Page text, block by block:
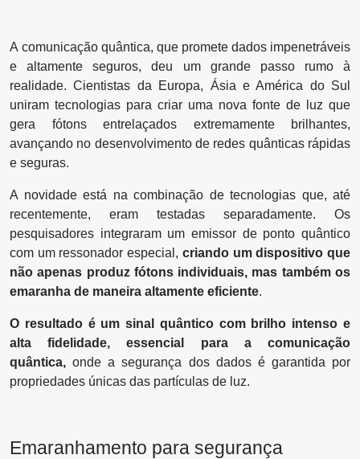
A comunicação quântica, que promete dados impenetráveis
e altamente seguros, deu um grande passo rumo à
realidade. Cientistas da Europa, Ásia e América do Sul
uniram tecnologias para criar uma nova fonte de luz que
gera fótons entrelaçados extremamente brilhantes,
avançando no desenvolvimento de redes quânticas rápidas
e seguras.
A novidade está na combinação de tecnologias que, até
recentemente, eram testadas separadamente. Os
pesquisadores integraram um emissor de ponto quântico
com um ressonador especial, criando um dispositivo que
não apenas produz fótons individuais, mas também os
emaranha de maneira altamente eficiente.
O resultado é um sinal quântico com brilho intenso e
alta fidelidade, essencial para a comunicação
quântica, onde a segurança dos dados é garantida por
propriedades únicas das partículas de luz.
Emaranhamento para segurança